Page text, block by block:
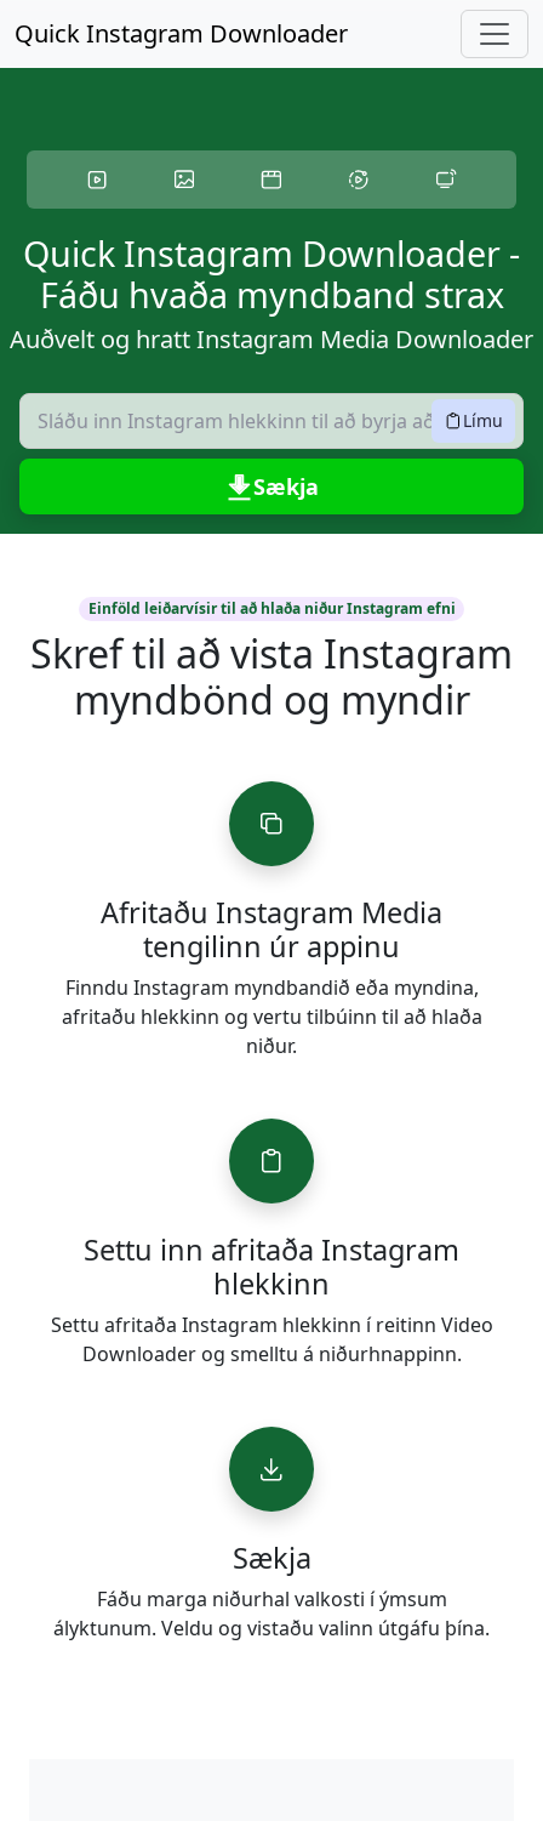
Quick Instagram Downloader
Quick Instagram Downloader -
Fáðu hvaða myndband strax
Auðvelt og hratt Instagram Media Downloader
Límu
Sækja
Einföld leiðarvísir til að hlaða niður Instagram efni
Skref til að vista Instagram
myndbönd og myndir
Afritaðu Instagram Media
tengilinn úr appinu
Finndu Instagram myndbandið eða myndina,
afritaðu hlekkinn og vertu tilbúinn til að hlaða
niður.
Settu inn afritaða Instagram
hlekkinn
Settu afritaða Instagram hlekkinn í reitinn Video
Downloader og smelltu á niðurhnappinn.
Sækja
Fáðu marga niðurhal valkosti í ýmsum
ályktunum. Veldu og vistaðu valinn útgáfu þína.